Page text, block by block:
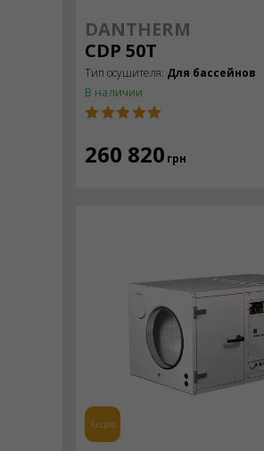
DANTHERM
CDP 50Т
Тип осушителя: Для бассейнов
В наличии
260 820 грн
Акция